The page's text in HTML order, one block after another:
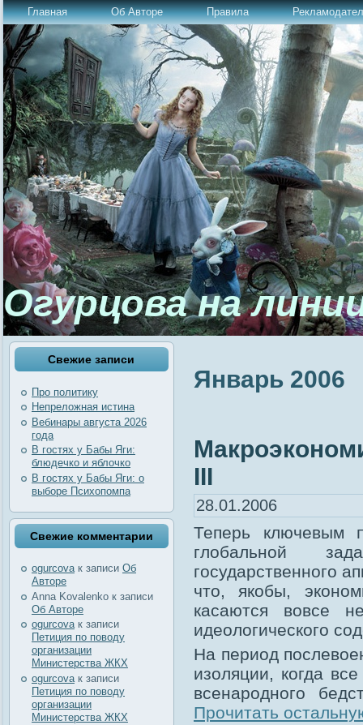
Главная Об Авторе Правила
Огурцова на
Свежие записи
Про политику
Непреложная истина
Вебинары августа 2026
года
В гостях у Бабы Яги:
блюдечко и яблочко
В гостях у Бабы Яги: о
выборе Психопомпа
Свежие комментарии
ogurcovaк записи Об
Авторе
Anna Kovalenko к записи
Об Авторе
ogurcovaк записи
Петиция по поводу
организации
Министерства ЖКХ
ogurcova к записи
Петиция по поводу
организации
Министерства ЖКХ
Январь 2006
III
28.01.2006
Теперь ключевым
глобальной
государственного
что, якобы,
касаются вовсе
идеологического
На период
изоляции, когда
всенародного
Прочитать